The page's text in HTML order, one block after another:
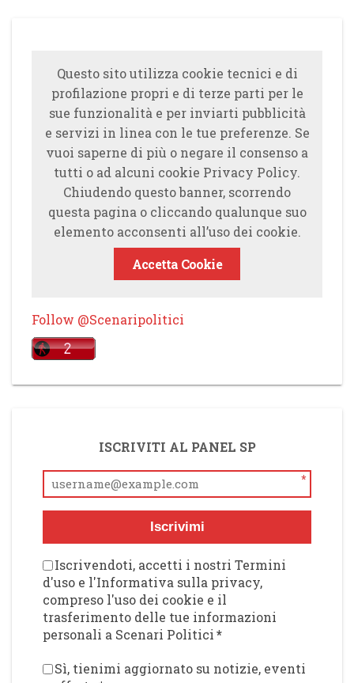
Questo sito utilizza cookie tecnici e di
profilazione propri e di terze parti per le
sue funzionalità e per inviarti pubblicità
e servizi in linea con le tue preferenze. Se
vuoi saperne di più o negare il consenso a
tutti o ad alcuni cookie Privacy Policy.
Chiudendo questo banner, scorrendo
questa pagina o cliccando qualunque suo
elemento acconsenti all’uso dei cookie.
Accetta Cookie
Follow @Scenaripolitici
ISCRIVITI AL PANEL SP
*
Iscrivimi
Iscrivendoti, accetti i nostri Termini
d'uso e l'Informativa sulla privacy,
compreso l'uso dei cookie e il
trasferimento delle tue informazioni
personali a Scenari Politici*
Sì, tienimi aggiornato su notizie, eventi